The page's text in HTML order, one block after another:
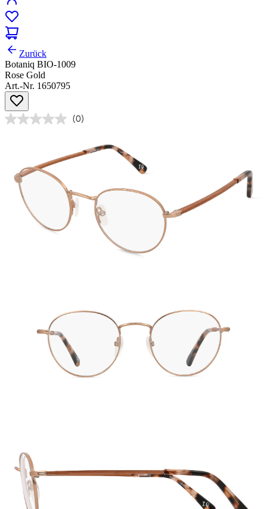
Zurück
Botaniq BIO-1009
Rose Gold
Art.-Nr. 1650795
(0)